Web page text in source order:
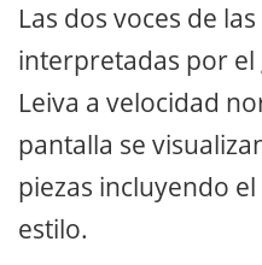
Las dos voces de
interpretadas por
Leiva a velocidad
pantalla se
piezas incluyendo
estilo.